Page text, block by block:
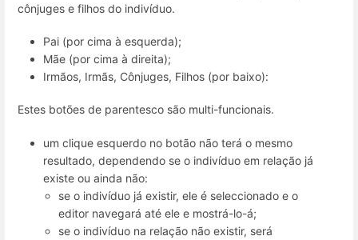
cônjuges e filhos do indivíduo.
Pai (por cima à esquerda);
Mãe (por cima à direita);
Irmãos, Irmãs, Cônjuges, Filhos (por baixo):
Estes botões de parentesco são multi-funcionais.
um clique esquerdo no botão não terá o mesmo
resultado, dependendo se o indivíduo em relação já
existe ou ainda não:
se o indivíduo já existir, ele é seleccionado e o
editor navegará até ele e mostrá-lo-á;
se o indivíduo na relação não existir, será